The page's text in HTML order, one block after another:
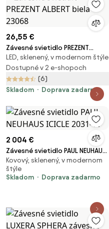
26,55 €
Závesné svietidlo PREZENT
ALBERT biela 23068
LED, sklenený, v modernom štýle
Dostupné v 2 e-shopoch
(6)
Skladom
Doprava zadarmo
2 004 €
Závesné svietidlo PAUL NEUHAUS
ICICLE 2031-11
Kovový, sklenený, v modernom
štýle
Skladom
Doprava zadarmo